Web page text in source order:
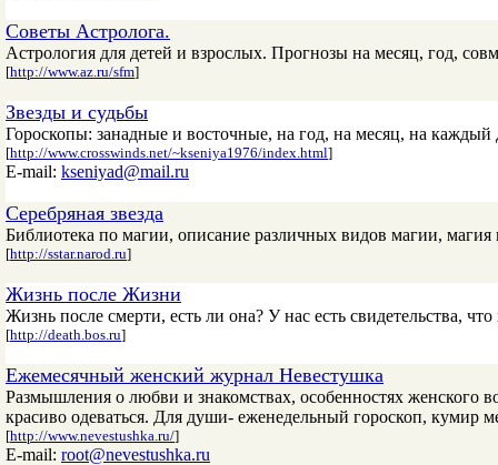
Советы Астролога.
Астрология для детей и взрослых. Прогнозы на месяц, год,
[http://www.az.ru/sfm]
Звезды и судьбы
Гороскопы: занадные и восточные, на год, на месяц, на каждый
[http://www.crosswinds.net/~kseniya1976/index.html]
E-mail: kseniyad@mail.ru
Серебряная звезда
Библиотека по магии, описание различных видов магии,
[http://sstar.narod.ru]
Жизнь после Жизни
Жизнь после смерти, есть ли она? У нас есть свидетельства,
[http://death.bos.ru]
Ежемесячный женский журнал Невестушка
Размышления о любви и знакомствах, особенностях женского
красиво одеваться. Для души- еженедельный гороскоп, кумир
[http://www.nevestushka.ru/]
E-mail: root@nevestushka.ru